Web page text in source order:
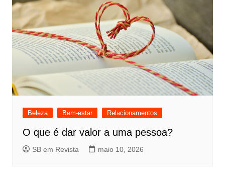
Beleza Bem-estar Relacionamentos
O que é dar valor a uma pessoa?
SB em Revista maio 10, 2026